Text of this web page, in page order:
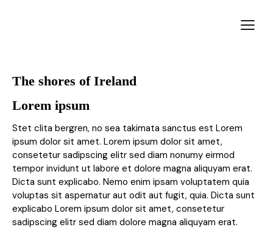
The shores of Ireland
Lorem ipsum
Stet clita bergren, no sea takimata sanctus est Lorem
ipsum dolor sit amet. Lorem ipsum dolor sit amet,
consetetur sadipscing elitr sed diam nonumy eirmod
tempor invidunt ut labore et dolore magna aliquyam erat.
Dicta sunt explicabo. Nemo enim ipsam voluptatem quia
voluptas sit aspernatur aut odit aut fugit, quia. Dicta sunt
explicabo Lorem ipsum dolor sit amet, consetetur
sadipscing elitr sed diam dolore magna aliquyam erat.